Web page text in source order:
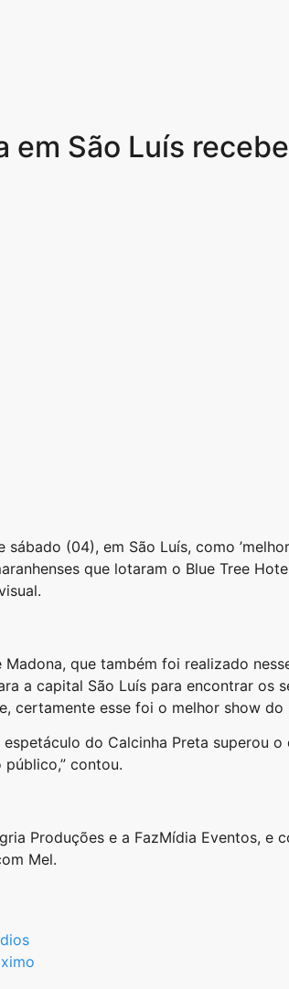
São Luís
(04), em São Luís, como
que lotaram o Blue Tree
que também foi realizado
a capital São Luís para encontrar os
certamente esse foi o melhor show do
espetáculo do Calcinha Preta superou
contou.
Produções e a FazMídia Eventos, e
Mel.